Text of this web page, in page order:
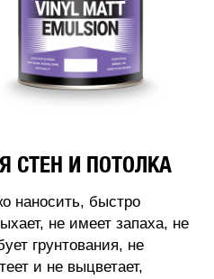
СТЕН И ПОТОЛКА
наносить, быстро
не имеет запаха, не
грунтования, не
и не выцветает,